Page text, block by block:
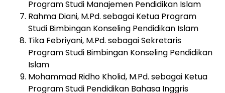
Program Studi Manajemen Pendidikan Islam
Rahma Diani, M.Pd. sebagai Ketua Program
Studi Bimbingan Konseling Pendidikan Islam
Tika Febriyani, M.Pd. sebagai Sekretaris
Program Studi Bimbingan Konseling Pendidikan
Islam
Mohammad Ridho Kholid, M.Pd. sebagai Ketua
Program Studi Pendidikan Bahasa Inggris